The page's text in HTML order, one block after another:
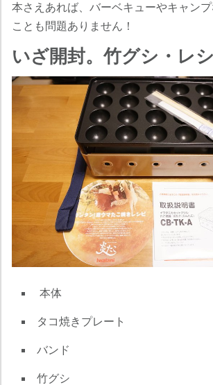
本さえあれば、バーベキューやキャン
ことも問題ありません！
いざ開封。竹グシ・レ
本体
タコ焼きプレート
バンド
竹グシ